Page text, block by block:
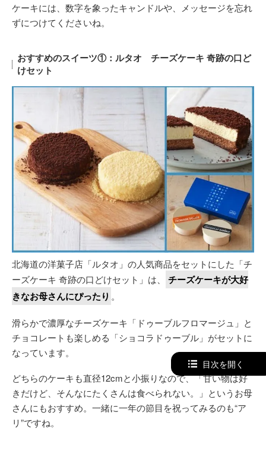
ケーキには、数字を象ったキャンドルや、メッセージを忘れ
ずにつけてくださいね。
おすすめのスイーツ①：ルタオ チーズケーキ 奇跡の口ど
けセット
北海道の洋菓子店「ルタオ」の人気商品をセットにした「チ
ーズケーキ 奇跡の口どけセット」は、
チーズケーキが大好
きなお母さんにぴったり 。
滑らかで濃厚なチーズケーキ「ドゥーブルフロマージュ」と
チョコレートも楽しめる「ショコラドゥーブル」がセットに
なっています。
どちらのケーキも直径12cmと小振りなので、「甘い物は好
きだけど、そんなにたくさんは食べられない。」というお母
さんにもおすすめ。一緒に一年の節目を祝ってみるのも“ア
リ”ですね。
目次を開く